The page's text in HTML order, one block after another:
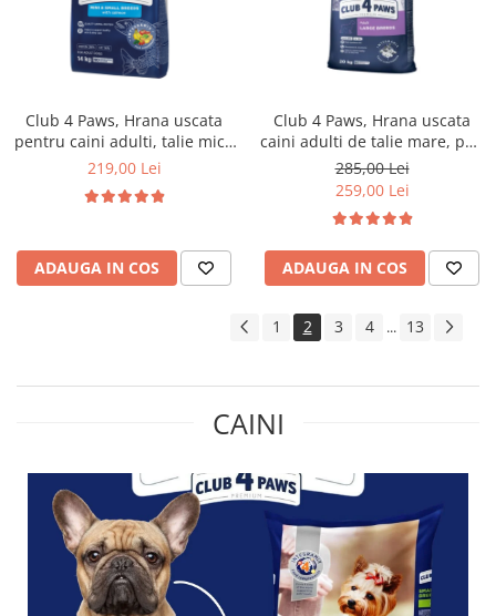
Club 4 Paws, Hrana uscata
pentru caini adulti, talie mica
si miniaturala, cu somon,
219,00 Lei
ADAUGA IN COS
Club 4 Paws, Hrana uscata
caini adulti de talie mare, pui,
20kg
285,00 Lei
259,00 Lei
ADAUGA IN COS
1 2 3 4 ... 13
CAINI